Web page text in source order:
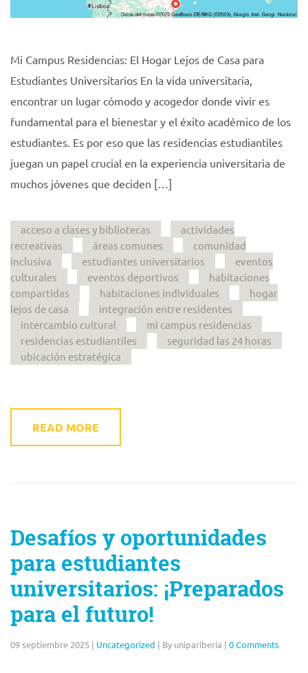
Mi Campus Residencias: El Hogar Lejos de Casa para
Estudiantes Universitarios En la vida universitaria,
encontrar un lugar cómodo y acogedor donde vivir es
fundamental para el bienestar y el éxito académico de los
estudiantes. Es por eso que las residencias estudiantiles
juegan un papel crucial en la experiencia universitaria de
muchos jóvenes que deciden […]
acceso a clases y bibliotecas
actividades
recreativas
áreas comunes
comunidad
inclusiva
estudiantes universitarios
eventos
culturales
eventos deportivos
habitaciones
compartidas
habitaciones individuales
hogar
lejos de casa
integración entre residentes
intercambio cultural
mi campus residencias
residencias estudiantiles
seguridad las 24 horas
ubicación estratégica
READ MORE
Desafíos y oportunidades
para estudiantes
universitarios: ¡Preparados
para el futuro!
09 septiembre 2025 | Uncategorized | By unipariberia | 0 Comments